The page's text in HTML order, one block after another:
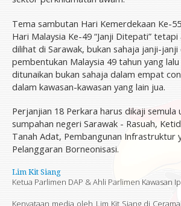
Tema sambutan Hari Kemerdekaan Ke-
Hari Malaysia Ke-49 “Janji Ditepati”
dilihat di Sarawak, bukan sahaja janji-janji
pembentukan Malaysia 49 tahun yang
ditunaikan bukan sahaja dalam empat
dalam kawasan-kawasan yang lain jua.
Perjanjian 18 Perkara harus dikaji semula
sumpahan negeri Sarawak - Rasuah,
Tanah Adat, Pembangunan Infrastruktur
Pelanggaran Borneonisasi.
Lim Kit Siang
Ketua Parlimen DAP & Ahli Parlimen Kawasan
Kenyataan media oleh Lim Kit Siang di